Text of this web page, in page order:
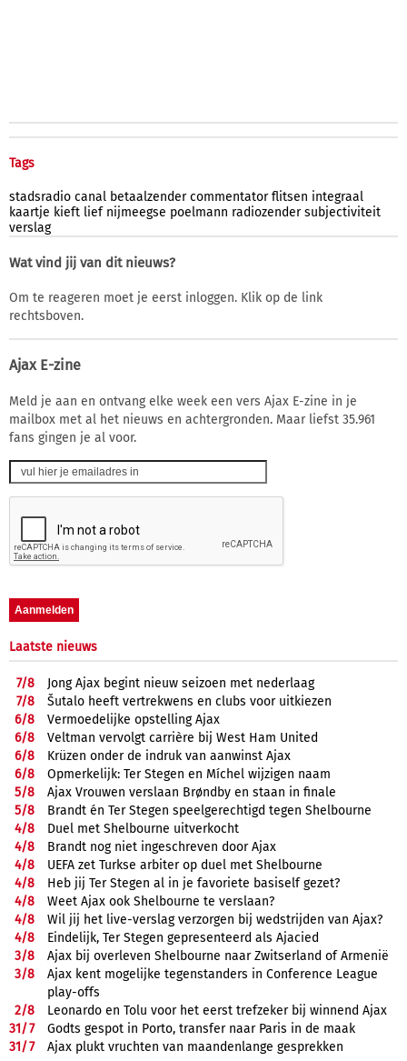
Tags
stadsradio canal betaalzender commentator flitsen integraal
kaartje kieft lief nijmeegse poelmann radiozender subjectiviteit
verslag
Wat vind jij van dit nieuws?
Om te reageren moet je eerst inloggen. Klik op de link
rechtsboven.
Ajax E-zine
Meld je aan en ontvang elke week een vers Ajax E-zine in je
mailbox met al het nieuws en achtergronden. Maar liefst 35.961
fans gingen je al voor.
Laatste nieuws
7/8
Jong Ajax begint nieuw seizoen met nederlaag
7/8
Šutalo heeft vertrekwens en clubs voor uitkiezen
6/8
Vermoedelijke opstelling Ajax
6/8
Veltman vervolgt carrière bij West Ham United
6/8
Krüzen onder de indruk van aanwinst Ajax
6/8
Opmerkelijk: Ter Stegen en Míchel wijzigen naam
5/8
Ajax Vrouwen verslaan Brøndby en staan in finale
5/8
Brandt én Ter Stegen speelgerechtigd tegen Shelbourne
4/8
Duel met Shelbourne uitverkocht
4/8
Brandt nog niet ingeschreven door Ajax
4/8
UEFA zet Turkse arbiter op duel met Shelbourne
4/8
Heb jij Ter Stegen al in je favoriete basiself gezet?
4/8
Weet Ajax ook Shelbourne te verslaan?
4/8
Wil jij het live-verslag verzorgen bij wedstrijden van Ajax?
4/8
Eindelijk, Ter Stegen gepresenteerd als Ajacied
3/8
Ajax bij overleven Shelbourne naar Zwitserland of Armenië
3/8
Ajax kent mogelijke tegenstanders in Conference League
play-offs
2/8
Leonardo en Tolu voor het eerst trefzeker bij winnend Ajax
31/7
Godts gespot in Porto, transfer naar Paris in de maak
31/7 Ajax plukt vruchten van maandenlange gesprekken